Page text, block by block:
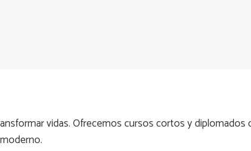
vidas. Ofrecemos cursos cortos y diplomados